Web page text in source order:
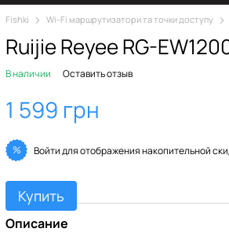
Fishki Wi-Fi маршрутизатори та точки доступу
Ruijie Reyee RG-
В наличии Оставить отзыв
1 599 грн
% Войтидля отображения накопительной
Купить
Описание